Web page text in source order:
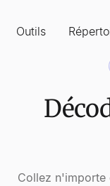
Outils
Collez n'importe